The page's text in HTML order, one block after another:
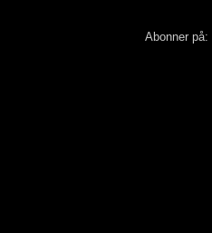
Abonner på: